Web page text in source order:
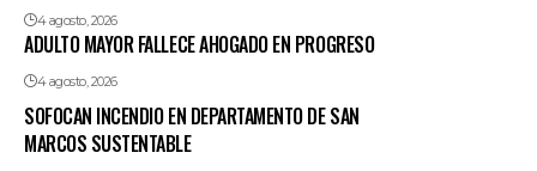
4 agosto, 2026
ADULTO MAYOR FALLECE AHOGADO EN PROGRESO
4 agosto, 2026
SOFOCAN INCENDIO EN DEPARTAMENTO DE SAN
MARCOS SUSTENTABLE